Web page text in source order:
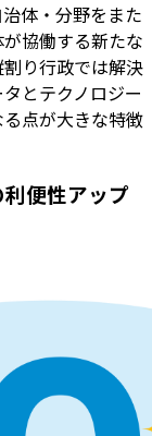
体・分野をまた
協働する新たな
り行政では解決
とテクノロジー
点が大きな特徴
便性アップ